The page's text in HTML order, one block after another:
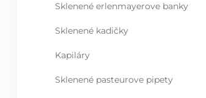
Sklenené erlenmayerove banky
Sklenené kadičky
Kapiláry
Sklenené pasteurove pipety